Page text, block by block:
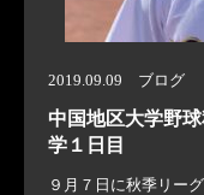
2019.09.09 ブログ
中国地区大学野
学１日目
９月７日に秋季リー